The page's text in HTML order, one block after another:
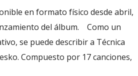
en formato físico desde abril,
del álbum. Como un
se puede describir a Técnica
Compuesto por 17 canciones,